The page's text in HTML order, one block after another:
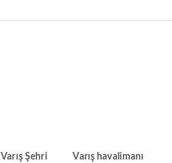
Varış Şehri Varış havalimanı